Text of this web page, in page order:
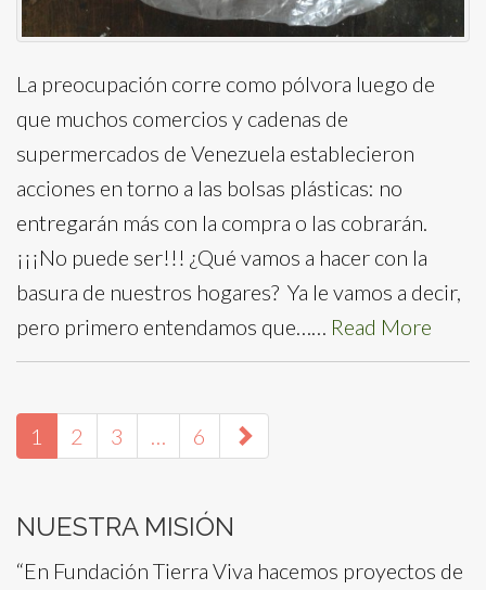
La preocupación corre como pólvora luego de
que muchos comercios y cadenas de
supermercados de Venezuela establecieron
acciones en torno a las bolsas plásticas: no
entregarán más con la compra o las cobrarán.
¡¡¡No puede ser!!! ¿Qué vamos a hacer con la
basura de nuestros hogares? Ya le vamos a decir,
pero primero entendamos que…… Read More
paging-
navigation
1 2 3 6
NUESTRA MISIÓN
“En Fundación Tierra Viva hacemos proyectos de